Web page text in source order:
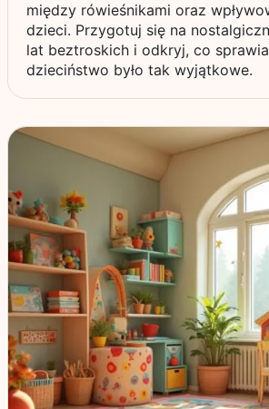
między rówieśnikami oraz
dzieci. Przygotuj się na
lat beztroskich i odkryj, co
dzieciństwo było tak wyjątkowe.